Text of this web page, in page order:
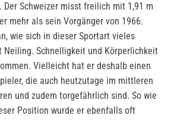
Der Schweizer misst freilich mit 1,91 m
mehr als sein Vorgänger von 1966.
wie sich in dieser Sportart vieles
Neiling. Schnelligkeit und Körperlichkeit
Vielleicht hat er deshalb einen
die auch heutzutage im mittleren
und zudem torgefährlich sind. So wie
Position wurde er ebenfalls oft